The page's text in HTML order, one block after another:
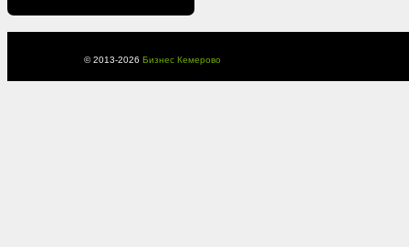
© 2013-2026 Бизнес Кемерово